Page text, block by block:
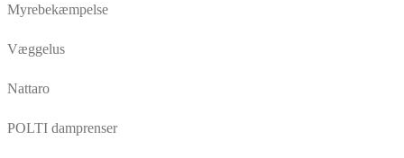
Myrebekæmpelse
Væggelus
Nattaro
POLTI damprenser